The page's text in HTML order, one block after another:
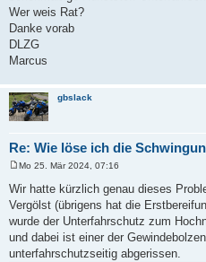
a
g
Wer weis Rat?
Danke vorab
DLZG
Marcus
gbslack
Re: Wie löse ich die
e
i
t
a
g
Mo 25. Mär 2024, 07:16
Wir hatte kürzlich genau dieses
Vergölst (übrigens hat die
wurde der Unterfahrschutz zum
und dabei ist einer der
unterfahrschutzseitig abgerissen.